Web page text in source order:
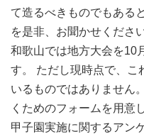
て造るべきものでもある
を是非、お聞かせくださ
和歌山では地方大会を10
す。 ただし現時点で、こ
いるものではありません
くためのフォームを用
甲子園実施に関するアン